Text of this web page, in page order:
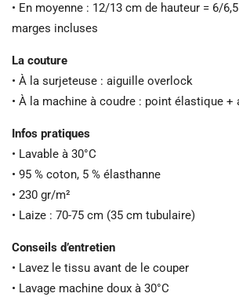
• En moyenne : 12/13 cm de hauteur = 6/
marges incluses
La couture
• À la surjeteuse : aiguille overlock
• À la machine à coudre : point élastique +
Infos pratiques
• Lavable à 30°C
• 95 % coton, 5 % élasthanne
• 230 gr/m²
• Laize : 70-75 cm (35 cm tubulaire)
Conseils d’entretien
• Lavez le tissu avant de le couper
• Lavage machine doux à 30°C